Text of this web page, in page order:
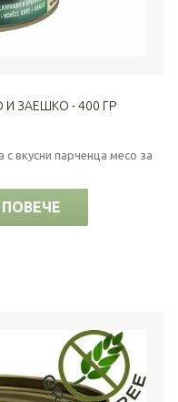
И ЗАЕШКО - 400 ГР
вкусни парченца месо за
ПОВЕЧЕ